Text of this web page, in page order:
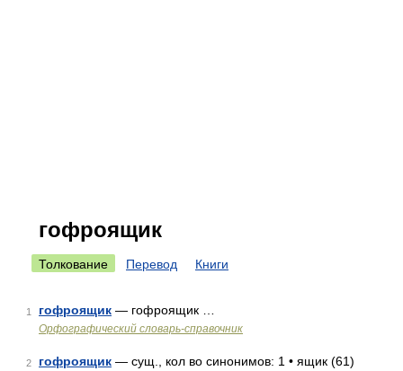
гофроящик
Толкование Перевод Книги
1 гофроящик — гофроящик …
Орфографический словарь-справочник
2 гофроящик — сущ., кол во синонимов: 1 • ящик (61)